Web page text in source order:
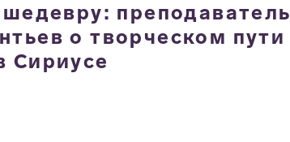
преподаватель
о творческом пути
Сириусе